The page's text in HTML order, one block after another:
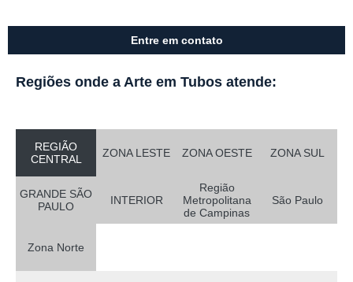
Entre em contato
Regiões onde a Arte em Tubos atende:
REGIÃO
CENTRAL
ZONA LESTE ZONA OESTE ZONA SUL
GRANDE SÃO
PAULO
INTERIOR
Região
Metropolitana
de Campinas
São Paulo
Zona Norte